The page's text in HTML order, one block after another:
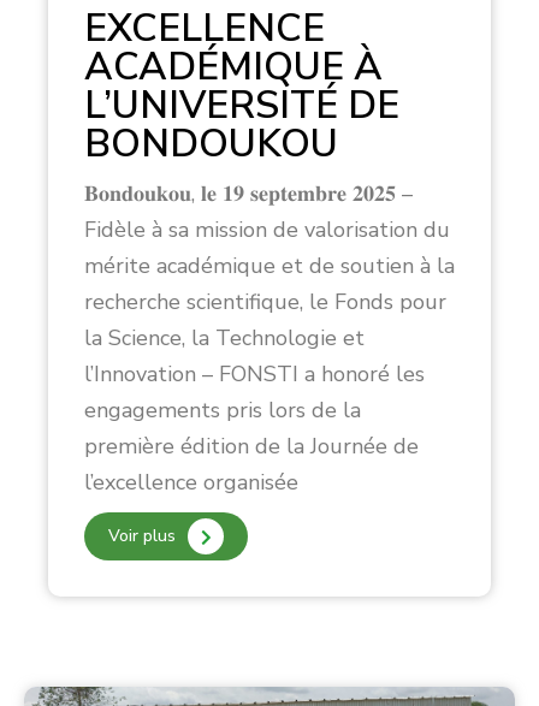
EXCELLENCE
ACADÉMIQUE À
L’UNIVERSITÉ DE
BONDOUKOU
𝐁𝐨𝐧𝐝𝐨𝐮𝐤𝐨𝐮, 𝐥𝐞 𝟏𝟗 𝐬𝐞𝐩𝐭𝐞𝐦𝐛𝐫𝐞 𝟐𝟎𝟐𝟓 –
Fidèle à sa mission de valorisation du
mérite académique et de soutien à la
recherche scientifique, le Fonds pour
la Science, la Technologie et
l’Innovation – FONSTI a honoré les
engagements pris lors de la
première édition de la Journée de
l’excellence organisée
Voir plus